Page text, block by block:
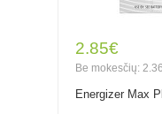
2.85€
Be mokesčių:
Energizer Max